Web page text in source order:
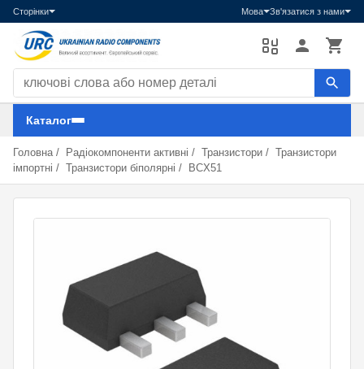
Сторінки Мова Зв'язатися з нами
Пошук компонентів
Каталог
Головна / Радіокомпоненти активні / Транзистори / Транзистори
імпортні / Транзистори біполярні / BCX51